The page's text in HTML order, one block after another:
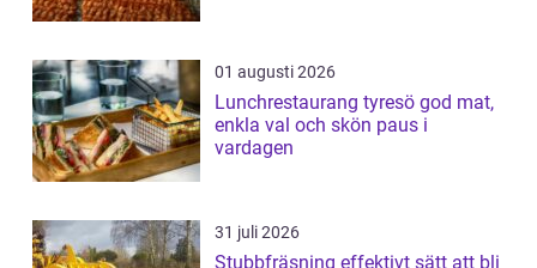
01 augusti 2026
Lunchrestaurang tyresö god mat,
enkla val och skön paus i
vardagen
31 juli 2026
Stubbfräsning effektivt sätt att bli